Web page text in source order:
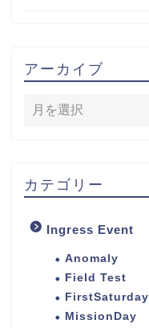
アーカイブ
カテゴリー
Ingress Event
Anomaly
Field Test
FirstSaturday
MissionDay